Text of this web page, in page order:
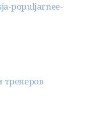
populjarnee-
тренеров